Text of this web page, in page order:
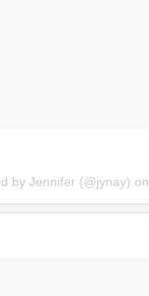
by Jennifer (@jynay) on